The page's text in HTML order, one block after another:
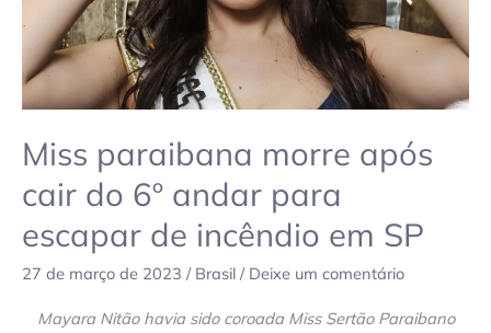
Miss paraibana morre após
cair do 6º andar para
escapar de incêndio em SP
27 de março de 2023 / Brasil / Deixe um comentário
Mayara Nitão havia sido coroada Miss Sertão Paraibano
escapar
de
incêndio
em
SP